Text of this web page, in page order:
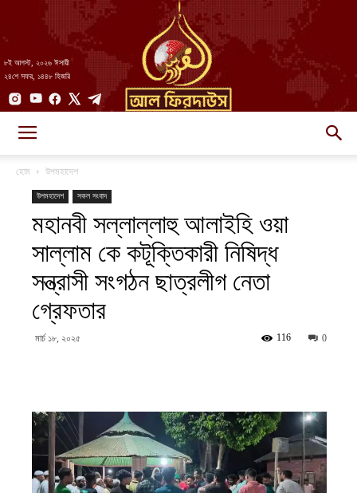
৮ই আগস্ট, ২০২৬ ঈসায়ী
২৪শে সফর, ১৪৪৮ হিজরি
||
আল-
হোম উপমহাদেশ
উপমহাদেশ সকল সংবাদ
মহানবী সল্লাল্লাহু আলাইহি ওয়া
সাল্লাম কে কটূক্তিকারী নিষিদ্ধ
সন্ত্রাসী সংগঠন ছাত্রলীগ নেতা
গ্রেফতার
মার্চ ১৮, ২০২৫ 0
116